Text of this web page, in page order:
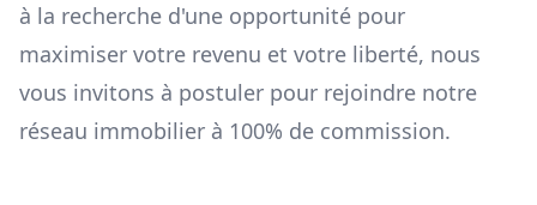
à la recherche d'une opportunité pour
maximiser votre revenu et votre liberté, nous
vous invitons à postuler pour rejoindre notre
réseau immobilier à 100% de commission.